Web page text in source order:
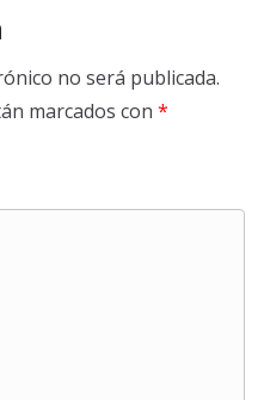
no será publicada.
marcados con *